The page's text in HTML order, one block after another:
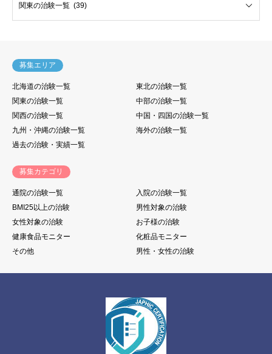
募集エリア
北海道の治験一覧
東北の治験一覧
関東の治験一覧
中部の治験一覧
関西の治験一覧
中国・四国の治験一覧
九州・沖縄の治験一覧
海外の治験一覧
過去の治験・実績一覧
募集カテゴリ
通院の治験一覧
入院の治験一覧
BMI25以上の治験
男性対象の治験
女性対象の治験
お子様の治験
健康食品モニター
化粧品モニター
その他
男性・女性の治験